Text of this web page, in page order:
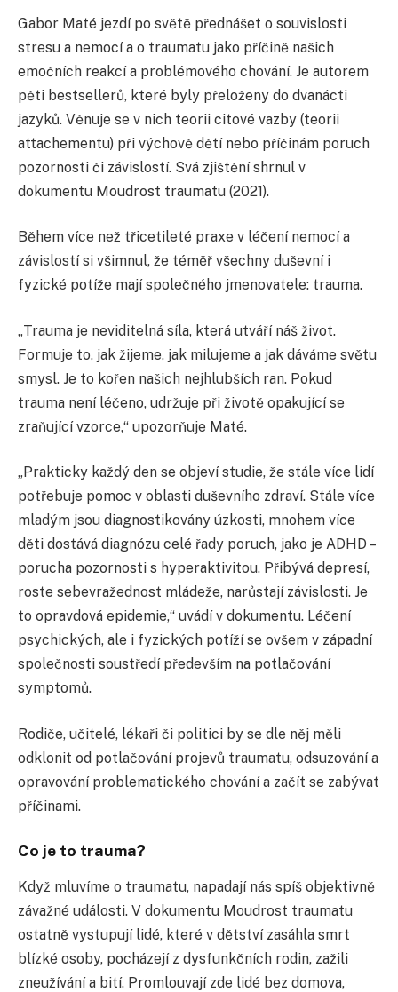
Gabor Maté jezdí po světě přednášet o souvislosti
stresu a nemocí a o traumatu jako příčině našich
emočních reakcí a problémového chování. Je autorem
pěti bestsellerů, které byly přeloženy do dvanácti
jazyků. Věnuje se v nich teorii citové vazby (teorii
attachementu) při výchově dětí nebo příčinám poruch
pozornosti či závislostí. Svá zjištění shrnul v
dokumentu Moudrost traumatu (2021).
Během více než třicetileté praxe v léčení nemocí a
závislostí si všimnul, že téměř všechny duševní i
fyzické potíže mají společného jmenovatele: trauma.
„Trauma je neviditelná síla, která utváří náš život.
Formuje to, jak žijeme, jak milujeme a jak dáváme světu
smysl. Je to kořen našich nejhlubších ran. Pokud
trauma není léčeno, udržuje při životě opakující se
zraňující vzorce,“ upozorňuje Maté.
„Prakticky každý den se objeví studie, že stále více lidí
potřebuje pomoc v oblasti duševního zdraví. Stále více
mladým jsou diagnostikovány úzkosti, mnohem více
děti dostává diagnózu celé řady poruch, jako je ADHD –
porucha pozornosti s hyperaktivitou. Přibývá depresí,
roste sebevražednost mládeže, narůstají závislosti. Je
to opravdová epidemie,“ uvádí v dokumentu. Léčení
psychických, ale i fyzických potíží se ovšem v západní
společnosti soustředí především na potlačování
symptomů.
Rodiče, učitelé, lékaři či politici by se dle něj měli
odklonit od potlačování projevů traumatu, odsuzování a
opravování problematického chování a začít se zabývat
příčinami.
Co je to trauma?
Když mluvíme o traumatu, napadají nás spíš objektivně
závažné události. V dokumentu Moudrost traumatu
ostatně vystupují lidé, které v dětství zasáhla smrt
blízké osoby, pocházejí z dysfunkčních rodin, zažili
zneužívání a bití. Promlouvají zde lidé bez domova,